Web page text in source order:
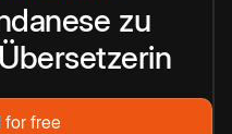
zu
Übersetzerin
for free